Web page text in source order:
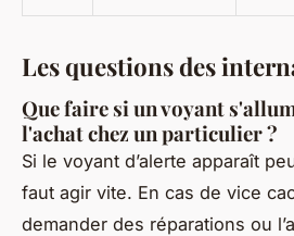
Les questions des
Que faire si un voyant
l'achat chez un particulier ?
Si le voyant d’alerte apparaît
faut agir vite. En cas de vice
demander des réparations ou